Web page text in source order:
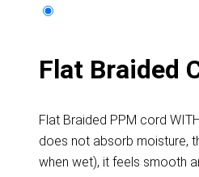
Flat Braided
Flat Braided PPM cord
does not absorb moisture,
when wet), it feels smooth